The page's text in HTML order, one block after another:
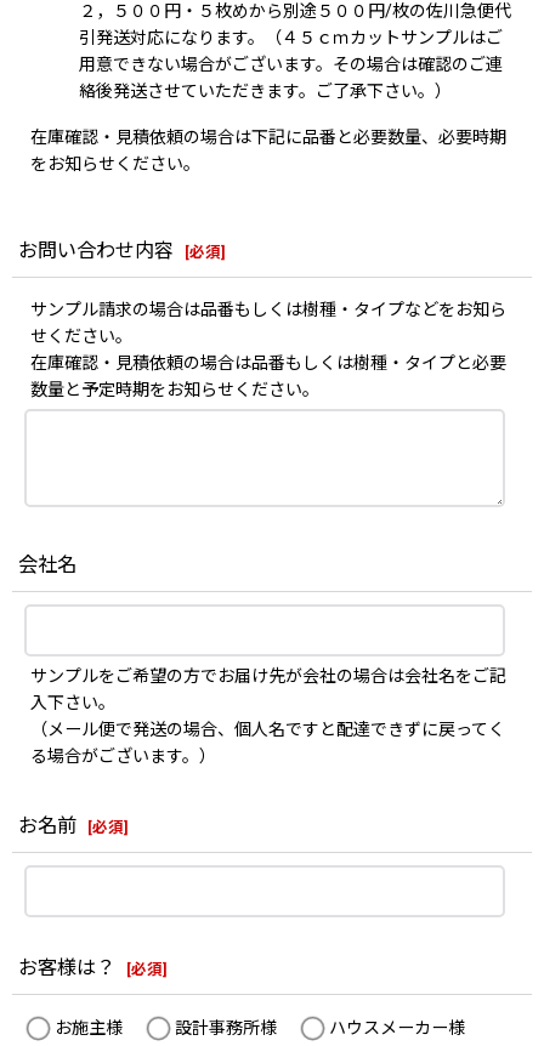
２，５００円・５枚めから別途５００円/枚の佐川急便代
引発送対応になります。（４５ｃｍカットサンプルはご
用意できない場合がございます。その場合は確認のご連
絡後発送させていただきます。ご了承下さい。）
在庫確認・見積依頼の場合は下記に品番と必要数量、必要時期
をお知らせください。
お問い合わせ内容 [必須]
サンプル請求の場合は品番もしくは樹種・タイプなどをお知ら
せください。
在庫確認・見積依頼の場合は品番もしくは樹種・タイプと必要
数量と予定時期をお知らせください。
会社名
サンプルをご希望の方でお届け先が会社の場合は会社名をご記
入下さい。
（メール便で発送の場合、個人名ですと配達できずに戻ってく
る場合がございます。）
お名前 [必須]
お客様は？ [必須]
お施主様 設計事務所様 ハウスメーカー様